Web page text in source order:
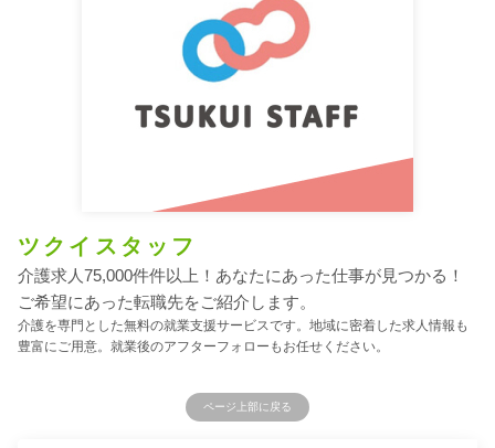
ツクイスタッフ
介護求人75,000件件以上！あなたにあった仕事が見つかる！
ご希望にあった転職先をご紹介します。
介護を専門とした無料の就業支援サービスです。地域に密着した求人情報も
豊富にご用意。就業後のアフターフォローもお任せください。
ページ上部に戻る